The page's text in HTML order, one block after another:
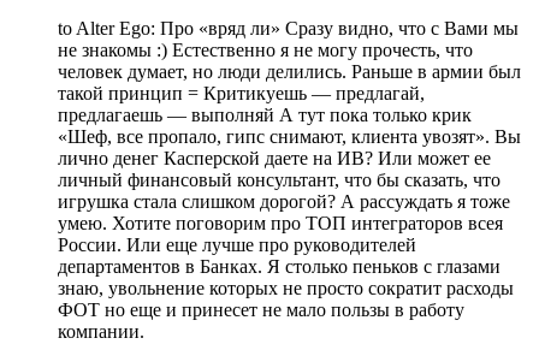
to Alter Ego: Про «вряд ли» Сразу видно, что с Вами мы
не знакомы :) Естественно я не могу прочесть, что
человек думает, но люди делились. Раньше в армии был
такой принцип = Критикуешь — предлагай,
предлагаешь — выполняй А тут пока только крик
«Шеф, все пропало, гипс снимают, клиента увозят». Вы
лично денег Касперской даете на ИВ? Или может ее
личный финансовый консультант, что бы сказать, что
игрушка стала слишком дорогой? А рассуждать я тоже
умею. Хотите поговорим про ТОП интеграторов всея
России. Или еще лучше про руководителей
департаментов в Банках. Я столько пеньков с глазами
знаю, увольнение которых не просто сократит расходы
ФОТ но еще и принесет не мало пользы в работу
компании.